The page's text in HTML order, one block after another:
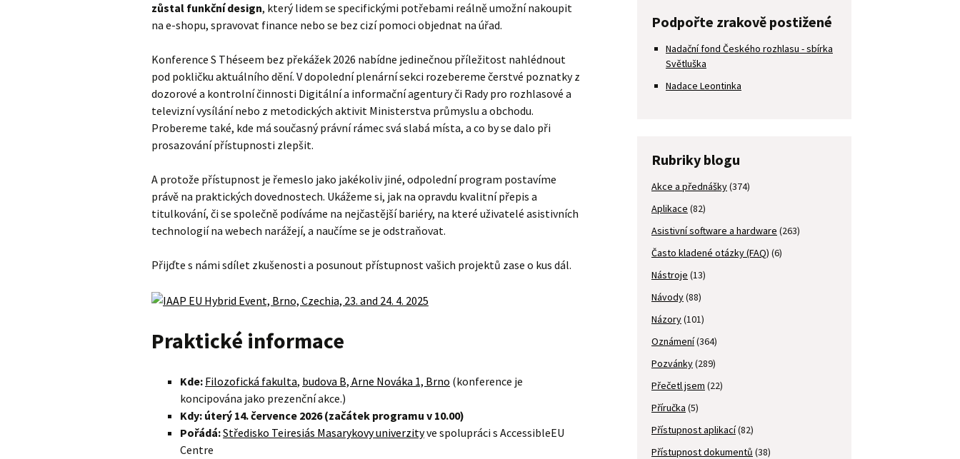
zůstal funkční design, který lidem se specifickými potřebami reálně umožní nakoupit
na e-shopu, spravovat finance nebo se bez cizí pomoci objednat na úřad.
Konference S Théseem bez překážek 2026 nabídne jedinečnou příležitost nahlédnout
pod pokličku aktuálního dění. V dopolední plenární sekci rozebereme čerstvé poznatky z
dozorové a kontrolní činnosti Digitální a informační agentury či Rady pro rozhlasové a
televizní vysílání nebo z metodických aktivit Ministerstva průmyslu a obchodu.
Probereme také, kde má současný právní rámec svá slabá místa, a co by se dalo při
prosazování přístupnosti zlepšit.
A protože přístupnost je řemeslo jako jakékoliv jiné, odpolední program postavíme
právě na praktických dovednostech. Ukážeme si, jak na opravdu kvalitní přepis a
titulkování, či se společně podíváme na nejčastější bariéry, na které uživatelé asistivních
technologií na webech narážejí, a naučíme se je odstraňovat.
Přijďte s námi sdílet zkušenosti a posunout přístupnost vašich projektů zase o kus dál.
Praktické informace
Kde: Filozofická fakulta, budova B, Arne Nováka 1, Brno (konference je
koncipována jako prezenční akce.)
Kdy: úterý 14. července 2026 (začátek programu v 10.00)
Pořádá:Středisko Teiresiás Masarykovy univerzityve spolupráci s AccessibleEU
Centre
Podpořte zrakově postižené
Nadační fond Českého rozhlasu - sbírka
Světluška
Nadace Leontinka
Rubriky blogu
Akce a přednášky(374)
Aplikace (82)
Asistivní software a hardware (263)
Často kladené otázky (FAQ) (6)
Nástroje (13)
Návody(88)
Názory(101)
Oznámení(364)
Pozvánky(289)
Přečetl jsem (22)
Příručka (5)
Přístupnost aplikací(82)
Přístupnost dokumentů (38)